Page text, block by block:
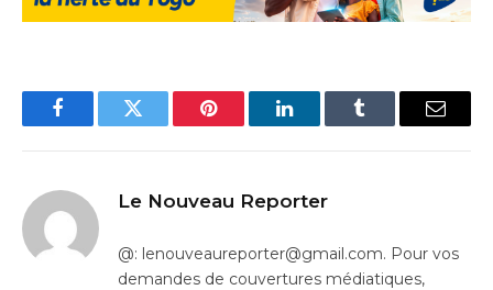
FacebookTwitter Pinterest LinkedInTumblr Email
Le Nouveau Reporter
@: lenouveaureporter@gmail.com. Pour vos
demandes de couvertures médiatiques,